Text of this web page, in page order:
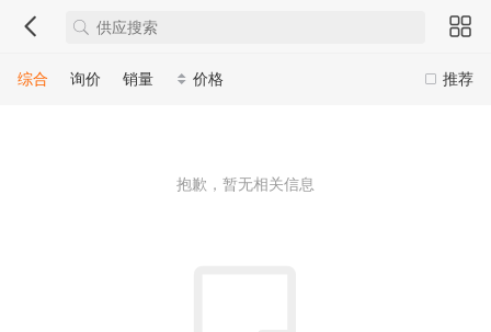
推荐
综合 询价 销量 价格
抱歉，暂无相关信息